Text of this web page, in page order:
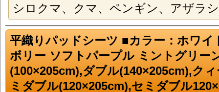
シロクマ、クマ、ペンギン、アザラシ
平織りパッドシーツ ■カラー：ホワ
ボリー ソフトパープル ミントグリー
(100×205cm),ダブル(140×205cm),ク
ミダブル(120×205cm),セミダブル